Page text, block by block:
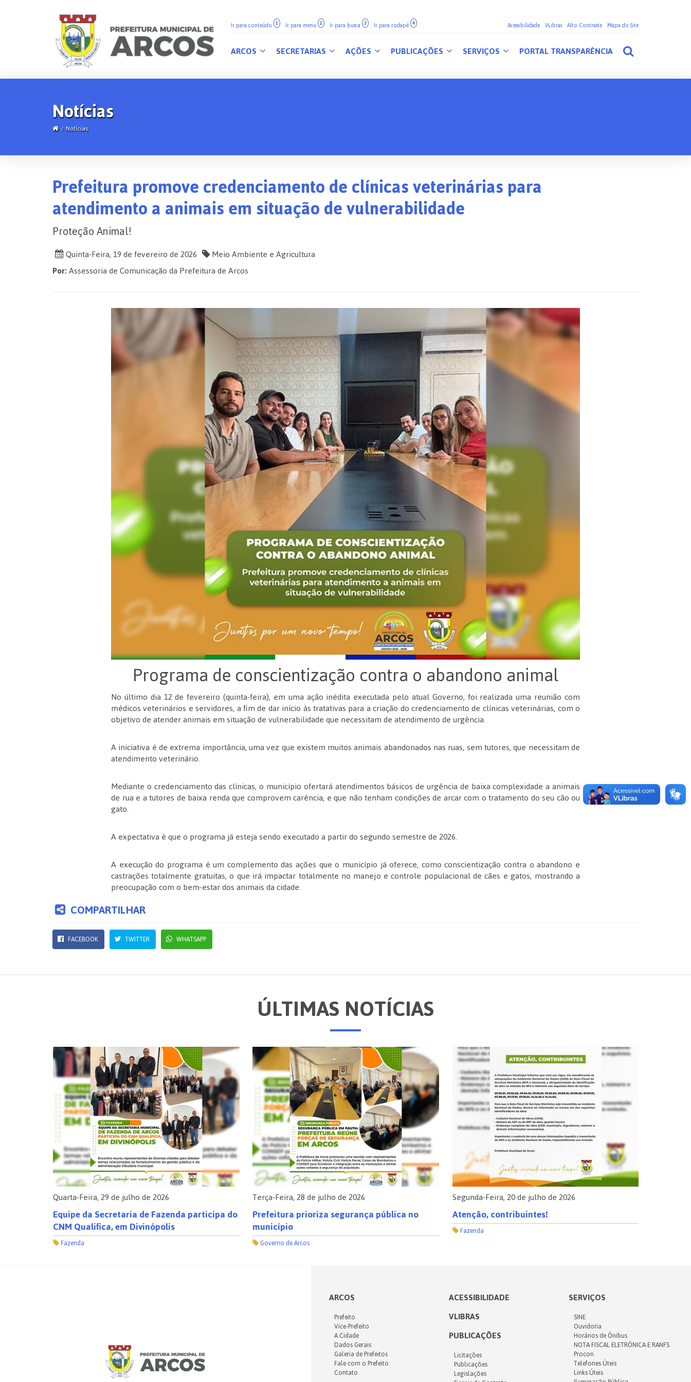
Ir para conteúdo 1 Ir para menu 2 Ir para busca 3 Ir para rodapé 4 Acessibilidade VLibras Alto Contraste Mapa do Site
ARCOS SECRETARIAS AÇÕES PUBLICAÇÕES SERVIÇOS PORTAL TRANSPARÊNCIA
Notícias
Notícias
Prefeitura promove credenciamento de clínicas veterinárias para
atendimento a animais em situação de vulnerabilidade
Proteção Animal!
Quinta-Feira, 19 de fevereiro de 2026
Meio Ambiente e Agricultura
Por:Assessoria de Comunicação da Prefeitura de Arcos
Programa de conscientização contra o abandono animal
No último dia 12 de fevereiro (quinta-feira), em uma ação inédita executada pelo atual Governo, foi realizada uma reunião com
médicos veterinários e servidores, a fim de dar início às tratativas para a criação do credenciamento de clínicas veterinárias, com o
objetivo de atender animais em situação de vulnerabilidade que necessitam de atendimento de urgência.
A iniciativa é de extrema importância, uma vez que existem muitos animais abandonados nas ruas, sem tutores, que necessitam de
atendimento veterinário.
Mediante o credenciamento das clínicas, o município ofertará atendimentos básicos de urgência de baixa complexidade a animais
de rua e a tutores de baixa renda que comprovem carência, e que não tenham condições de arcar com o tratamento do seu cão ou
gato.
A expectativa é que o programa já esteja sendo executado a partir do segundo semestre de 2026.
A execução do programa é um complemento das ações que o município já oferece, como conscientização contra o abandono e
castrações totalmente gratuitas, o que irá impactar totalmente no manejo e controle populacional de cães e gatos, mostrando a
preocupação com o bem-estar dos animais da cidade.
COMPARTILHAR
FACEBOOK TWITTER WHATSAPP
ÚLTIMAS NOTÍCIAS
Quarta-Feira, 29 de julho de 2026
Equipe da Secretaria de Fazenda participa do
CNM Qualifica, em Divinópolis
Fazenda
Terça-Feira, 28 de julho de 2026
Prefeitura prioriza segurança pública no
município
Governo de Arcos
Segunda-Feira, 20 de julho de 2026
Atenção, contribuintes!
Fazenda
ARCOS
Prefeito
Vice-Prefeito
A Cidade
Dados Gerais
Galeria de Prefeitos
Fale com o Prefeito
Contato
ACESSIBILIDADE
VLIBRAS
PUBLICAÇÕES
Licitações
Publicações
Legislações
SERVIÇOS
SINE
Ouvidoria
Horários de Ônibus
NOTA FISCAL ELETRÔNICA E RANFS
Procon
Telefones Úteis
Links Úteis